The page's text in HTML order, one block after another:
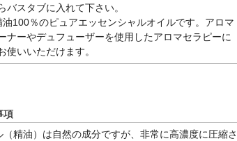
バスタブに入れて下さい。
油100％のピュアエッセンシャルオイルです。アロマ
ナーやデュフューザーを使用したアロマセラピーに
使いいただけます。
項
精油）は自然の成分ですが、非常に高濃度に圧縮さ